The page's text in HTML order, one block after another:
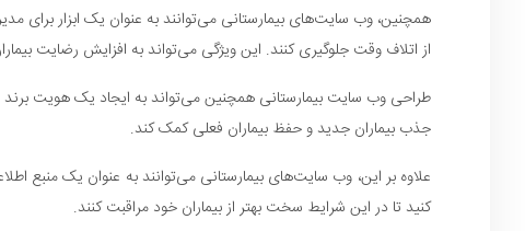
همچنین، وب سایت‌های بیمارستانی می‌توانند به عنوان یک ابزار برای
از اتلاف وقت جلوگیری کنند. این ویژگی می‌تواند به افزایش رضایت
طراحی وب سایت بیمارستانی همچنین می‌تواند به ایجاد یک هویت برند
جذب بیماران جدید و حفظ بیماران فعلی کمک کند.
علاوه بر این، وب سایت‌های بیمارستانی می‌توانند به عنوان یک منبع
کنید تا در این شرایط سخت بهتر از بیماران خود مراقبت کنند.